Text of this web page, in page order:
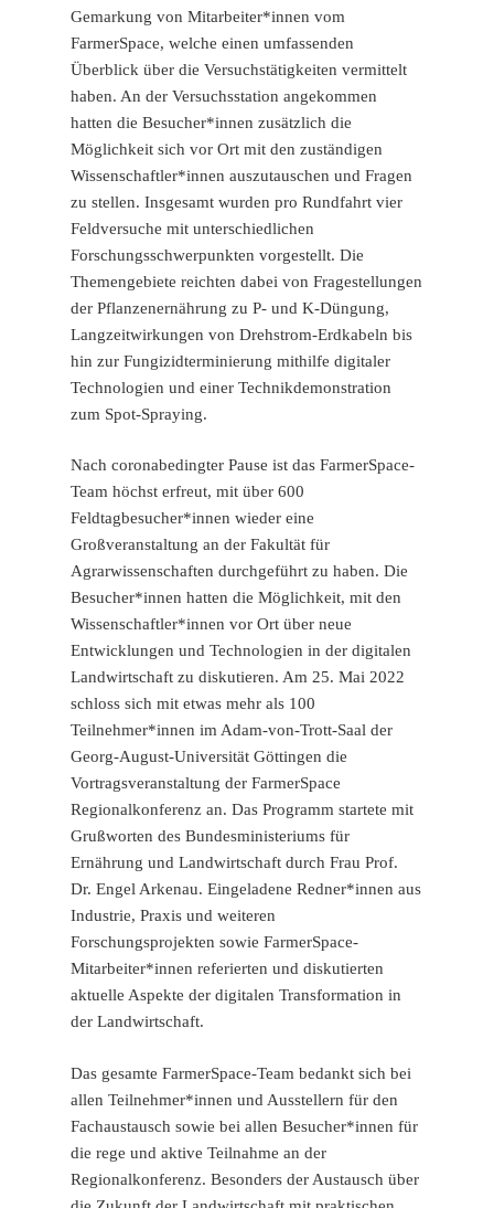
Gemarkung von Mitarbeiter*innen vom
FarmerSpace, welche einen umfassenden
Überblick über die Versuchstätigkeiten vermittelt
haben. An der Versuchsstation angekommen
hatten die Besucher*innen zusätzlich die
Möglichkeit sich vor Ort mit den zuständigen
Wissenschaftler*innen auszutauschen und Fragen
zu stellen. Insgesamt wurden pro Rundfahrt vier
Feldversuche mit unterschiedlichen
Forschungsschwerpunkten vorgestellt. Die
Themengebiete reichten dabei von Fragestellungen
der Pflanzenernährung zu P- und K-Düngung,
Langzeitwirkungen von Drehstrom-Erdkabeln bis
hin zur Fungizidterminierung mithilfe digitaler
Technologien und einer Technikdemonstration
zum Spot-Spraying.
Nach coronabedingter Pause ist das FarmerSpace-
Team höchst erfreut, mit über 600
Feldtagbesucher*innen wieder eine
Großveranstaltung an der Fakultät für
Agrarwissenschaften durchgeführt zu haben. Die
Besucher*innen hatten die Möglichkeit, mit den
Wissenschaftler*innen vor Ort über neue
Entwicklungen und Technologien in der digitalen
Landwirtschaft zu diskutieren. Am 25. Mai 2022
schloss sich mit etwas mehr als 100
Teilnehmer*innen im Adam-von-Trott-Saal der
Georg-August-Universität Göttingen die
Vortragsveranstaltung der FarmerSpace
Regionalkonferenz an. Das Programm startete mit
Grußworten des Bundesministeriums für
Ernährung und Landwirtschaft durch Frau Prof.
Dr. Engel Arkenau. Eingeladene Redner*innen aus
Industrie, Praxis und weiteren
Forschungsprojekten sowie FarmerSpace-
Mitarbeiter*innen referierten und diskutierten
aktuelle Aspekte der digitalen Transformation in
der Landwirtschaft.
Das gesamte FarmerSpace-Team bedankt sich bei
allen Teilnehmer*innen und Ausstellern für den
Fachaustausch sowie bei allen Besucher*innen für
die rege und aktive Teilnahme an der
Regionalkonferenz. Besonders der Austausch über